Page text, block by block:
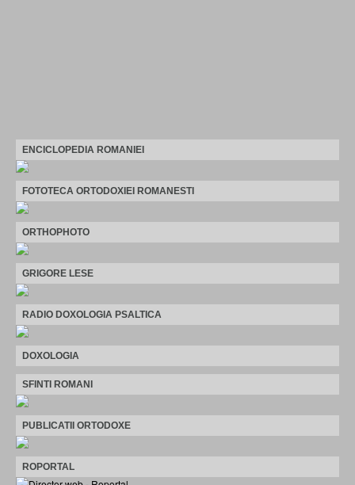
ENCICLOPEDIA ROMANIEI
FOTOTECA ORTODOXIEI ROMANESTI
ORTHOPHOTO
GRIGORE LESE
RADIO DOXOLOGIA PSALTICA
DOXOLOGIA
SFINTI ROMANI
PUBLICATII ORTODOXE
ROPORTAL